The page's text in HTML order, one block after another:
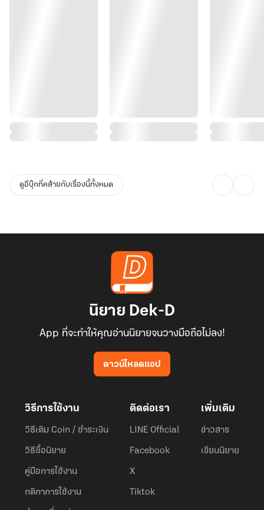
ดูอีบุ๊กที่คล้ายกับเรื่องนี้ทั้งหมด
นิยาย Dek-D
App ที่จะทำให้คุณอ่านนิยายจนวางมือถือไม่ลง!
ดาวน์โหลดแอป
วิธีการใช้งาน
วิธีเติม Coin / ชำระเงิน
วิธีซื้อนิยาย
คู่มือการใช้งาน
กติกาการใช้งาน
ติดต่อเรา
LINE Official
Facebook
X
Tiktok
เพิ่มเติม
ข่าวสาร
เขียนนิยาย